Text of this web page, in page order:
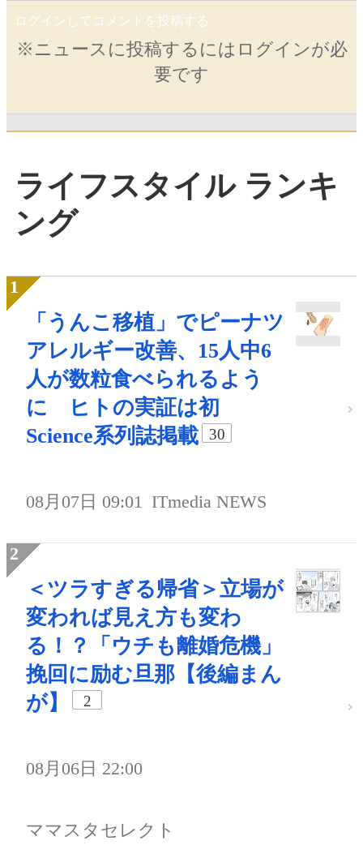
ログインしてコメントを投稿する
※ニュースに投稿するにはログインが必
要です
ライフスタイル ランキ
ング
「うんこ移植」でピーナツ
アレルギー改善、15人中6
人が数粒食べられるよう
に ヒトの実証は初
Science系列誌掲載
30
08月07日 09:01 ITmedia NEWS
＜ツラすぎる帰省＞立場が
変われば見え方も変わ
る！？「ウチも離婚危機」
挽回に励む旦那【後編まん
が】
2
08月06日 22:00
ママスタセレクト